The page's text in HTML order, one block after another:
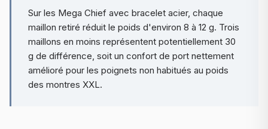
Sur les Mega Chief avec bracelet acier, chaque
maillon retiré réduit le poids d'environ 8 à 12 g. Trois
maillons en moins représentent potentiellement 30
g de différence, soit un confort de port nettement
amélioré pour les poignets non habitués au poids
des montres XXL.